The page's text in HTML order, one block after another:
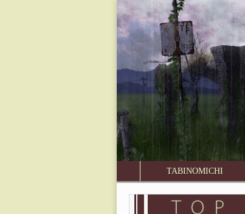
旅
の
道
第
三
停
Main menu
TABINOMICHI
Sub menu